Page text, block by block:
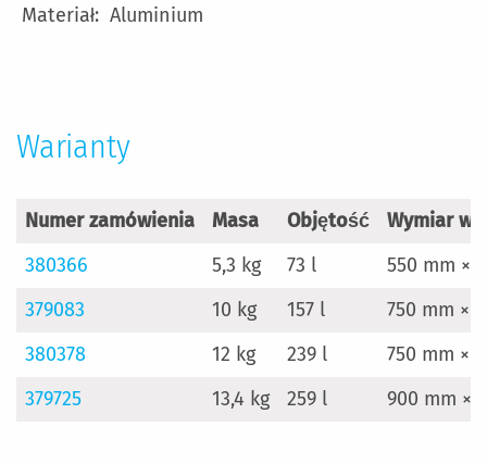
Aluminium
Warianty
Numer zamówienia Masa Objętość
Wymiar
380366
5,3 kg 73 l
550 mm ×
379083
10 kg 157 l
750 mm ×
380378
12 kg 239 l
750 mm ×
379725
13,4 kg 259 l 900 mm ×